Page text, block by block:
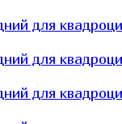
для
для
для